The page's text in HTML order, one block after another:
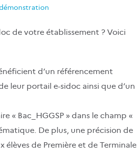
de votre établissement ? Voici
d’un référencement
leur portail e-sidoc ainsi que d’un
« Bac_HGGSP » dans le champ «
De plus, une précision de
de Première et de Terminale.